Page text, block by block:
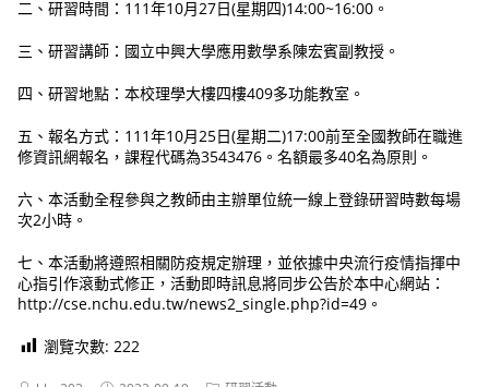
二、研習時間：111年10月27日(星期四)14:00~16:00。
三、研習講師：國立中興大學應用數學系陳宏賓副教授。
四、研習地點：本校理學大樓四樓409多功能教室。
五、報名方式：111年10月25日(星期二)17:00前至全國教師在職進
修資訊網報名，課程代碼為3543476。名額最多40名為原則。
六、本活動全程參與之教師由主辦單位統一線上登錄研習時數每場
次2小時。
七、本活動將遵照相關防疫規定辦理，並依據中央流行疫情指揮中
心指引作滾動式修正，活動即時訊息將同步公告於本中心網站：
http://cse.nchu.edu.tw/news2_single.php?id=49。
瀏覽次數: 222